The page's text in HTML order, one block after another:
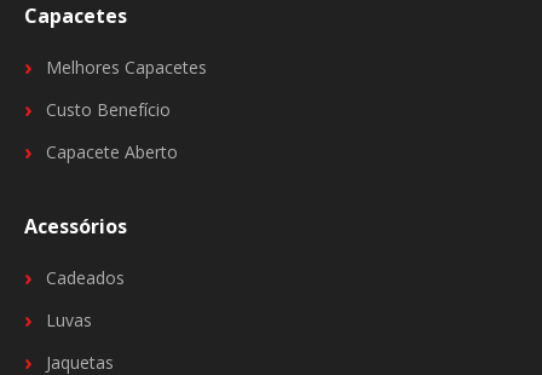
Capacetes
Melhores Capacetes
Custo Benefício
Capacete Aberto
Acessórios
Cadeados
Luvas
Jaquetas